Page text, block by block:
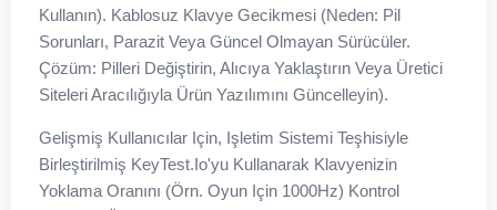
Kullanın). Kablosuz Klavye Gecikmesi (Neden: Pil
Sorunları, Parazit Veya Güncel Olmayan Sürücüler.
Çözüm: Pilleri Değiştirin, Alıcıya Yaklaştırın Veya Üretici
Siteleri Aracılığıyla Ürün Yazılımını Güncelleyin).
Gelişmiş Kullanıcılar Için, Işletim Sistemi Teşhisiyle
Birleştirilmiş KeyTest.io'yu Kullanarak Klavyenizin
Yoklama Oranını (örn. Oyun Için 1000Hz) Kontrol